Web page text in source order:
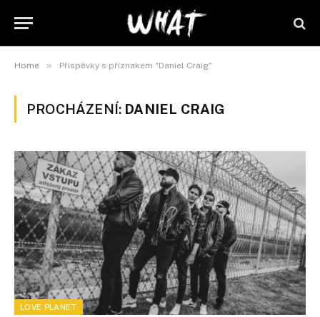
Home » Příspěvky s příznakem "Daniel Craig"
PROCHÁZENÍ: DANIEL CRAIG
LOVE PLANET